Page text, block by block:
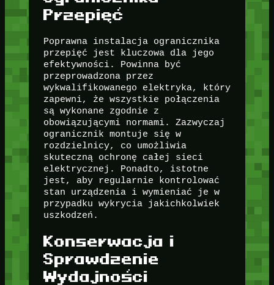
Przepięć
Poprawna instalacja ogranicznika
przepięć jest kluczowa dla jego
efektywności. Powinna być
przeprowadzona przez
wykwalifikowanego elektryka, który
zapewni, że wszystkie połączenia
są wykonane zgodnie z
obowiązującymi normami. Zazwyczaj
ogranicznik montuje się w
rozdzielnicy, co umożliwia
skuteczną ochronę całej sieci
elektrycznej. Ponadto, istotne
jest, aby regularnie kontrolować
stan urządzenia i wymieniać je w
przypadku wykrycia jakichkolwiek
uszkodzeń.
Konserwacja i
Sprawdzenie
Wydajności